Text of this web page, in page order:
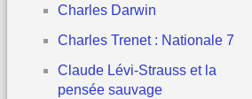
Charles Darwin
Charles Trenet : Nationale 7
Claude Lévi-Strauss et la
pensée sauvage